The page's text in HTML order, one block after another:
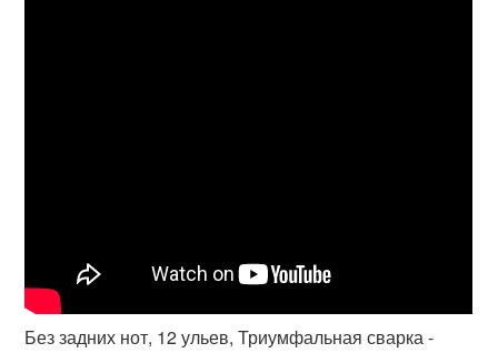
Без задних нот, 12 ульев, Триумфальная сварка -